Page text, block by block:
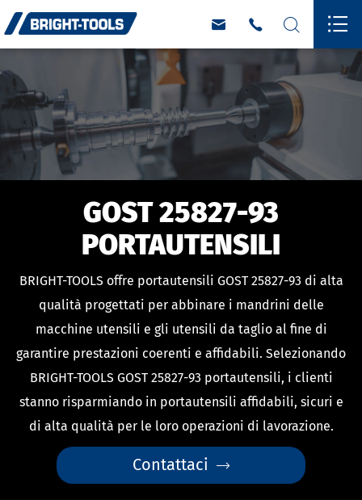
   
GOST 25827-93
PORTAUTENSILI
BRIGHT-TOOLS offre portautensili GOST 25827-93 di alta
qualità progettati per abbinare i mandrini delle
macchine utensili e gli utensili da taglio al fine di
garantire prestazioni coerenti e affidabili. Selezionando
BRIGHT-TOOLS GOST 25827-93 portautensili, i clienti
stanno risparmiando in portautensili affidabili, sicuri e
di alta qualità per le loro operazioni di lavorazione.
Contattaci 